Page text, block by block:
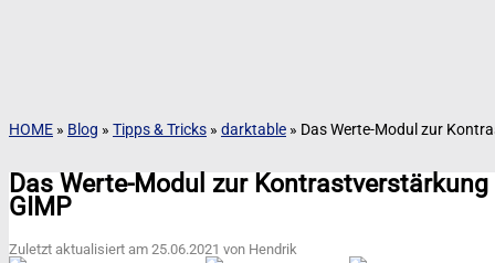
HOME » Blog » Tipps & Tricks » darktable » Das Werte-Modul zur
Das Werte-Modul zur
GIMP
Zuletzt aktualisiert am 25.06.2021 von Hendrik